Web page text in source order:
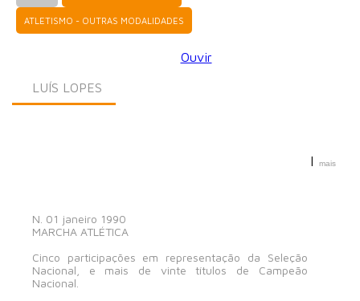
ATLETISMO - OUTRAS MODALIDADES
Ouvir
LUÍS LOPES
| mais
N. 01 janeiro 1990
MARCHA ATLÉTICA
Cinco participações em representação da Seleção
Nacional, e mais de vinte títulos de Campeão
Nacional.